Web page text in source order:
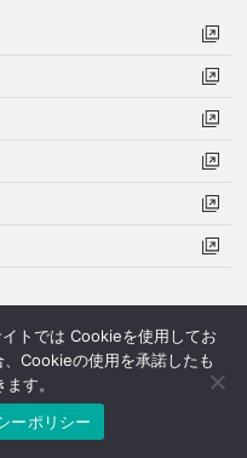
ーコードや内容表示を印刷する
。
計機サテライト.
トでは Cookieを使用してお
Cookieの使用を承諾したも
す。
ーポリシー